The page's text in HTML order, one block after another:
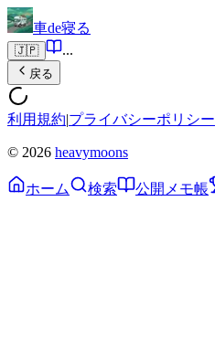
車de寝る
🇯🇵 ...
戻る
利用規約|プライバシーポリシー
© 2026 heavymoons
ホーム 検索 公開メモ帳